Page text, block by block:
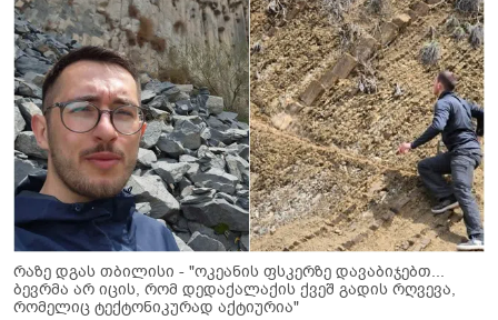
რაზე დგას თბილისი - "ოკეანის ფსკერზე დავაბიჯებთ...
ბევრმა არ იცის, რომ დედაქალაქის ქვეშ გადის რღვევა,
რომელიც ტექტონიკურად აქტიურია"